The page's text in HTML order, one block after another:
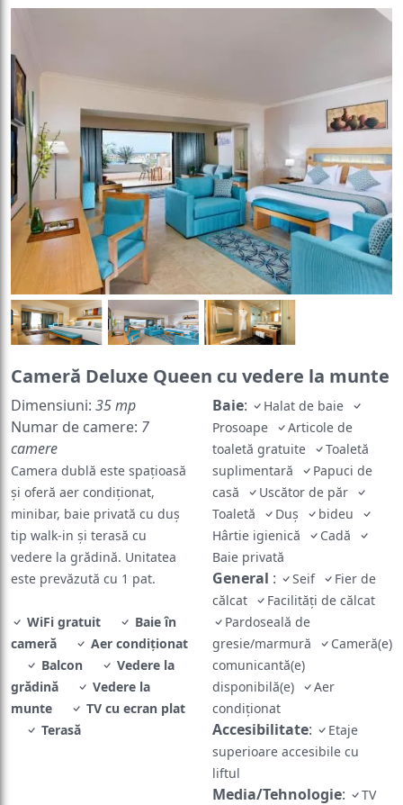
Cameră Deluxe Queen cu vedere la munte
Dimensiuni:35 mp
Numar de camere:
camere
Camera dublă este spațioasă
și oferă aer condiționat,
minibar, baie privată cu duș
tip walk-in și terasă cu
vedere la grădină. Unitatea
este prevăzută cu 1 pat.
cameră
Aer condiţionat
Balcon
Vedere la
grădină
Vedere la
munte
TV cu ecran plat
Terasă
Baie:
Halat de baie
Prosoape
Articole de
toaletă gratuite
Toaletă
suplimentară
Papuci de
casă
Uscător de păr
Toaletă
Duş
bideu
Hârtie igienică
Cadă
Baie privată
General:
călcat
Facilităţi de călcat
Pardoseală de
gresie/marmură
comunicantă(e)
disponibilă(e)
condiţionat
Accesibilitate
superioare accesibile cu
liftul
Media/Tehnologie
cu ecran plat
TV